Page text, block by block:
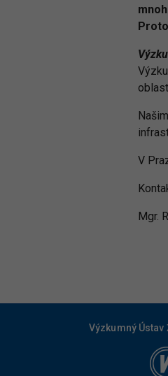
V
Mgr.
Výzkumný Ústav